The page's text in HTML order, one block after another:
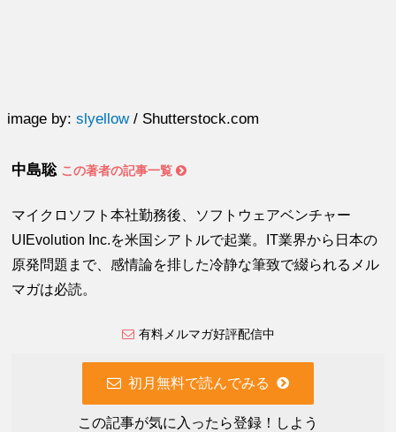
image by:slyellow/ Shutterstock.com
中島聡 この著者の記事一覧
マイクロソフト本社勤務後、ソフトウェアベンチャー
UIEvolution Inc.を米国シアトルで起業。IT業界から日本の
原発問題まで、感情論を排した冷静な筆致で綴られるメル
マガは必読。
有料メルマガ好評配信中
初月無料で読んでみる
この記事が気に入ったら登録！しよう